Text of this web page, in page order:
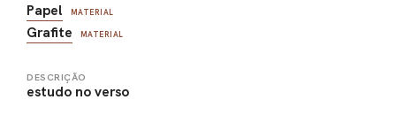
Papel MATERIAL
Grafite MATERIAL
DESCRIÇÃO
estudo no verso